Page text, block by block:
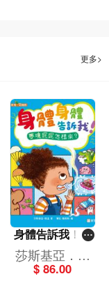
更多>
身體告訴我！夢
境屁屁怎樣來？
[新雅．知識館]
莎斯基亞．格
温
$ 86.00